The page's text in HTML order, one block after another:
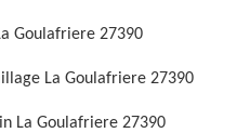
Goulafriere 27390
La Goulafriere 27390
La Goulafriere 27390